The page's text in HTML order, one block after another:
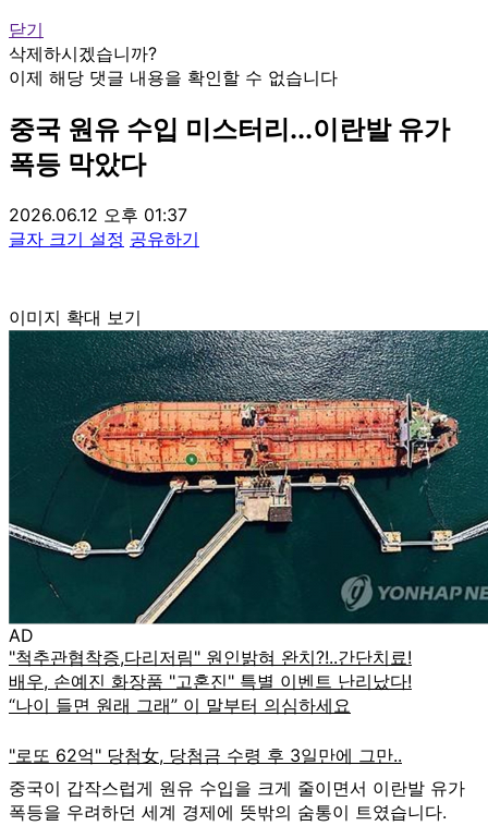
닫기
삭제하시겠습니까?
이제 해당 댓글 내용을 확인할 수 없습니다
중국 원유 수입 미스터리...이란발 유가
폭등 막았다
2026.06.12 오후 01:37
글자 크기 설정 공유하기
이미지 확대 보기
AD
중국이 갑작스럽게 원유 수입을 크게 줄이면서 이란발 유가
폭등을 우려하던 세계 경제에 뜻밖의 숨통이 트였습니다.